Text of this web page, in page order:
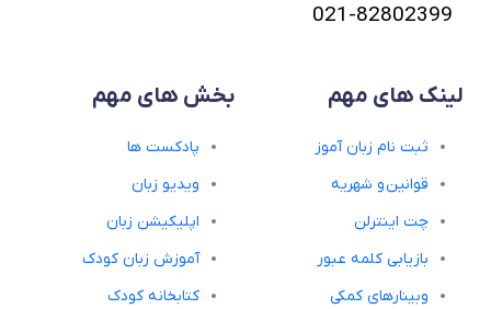
021-82802399
لینک های مهم
ثبت نام زبان آموز
قوانین و شهریه
چت اینترلن
بازیابی کلمه عبور
وبینارهای کمکی
بخش های مهم
پادکست ها
ویدیو زبان
اپلیکیشن زبان
آموزش زبان کودک
کتابخانه کودک